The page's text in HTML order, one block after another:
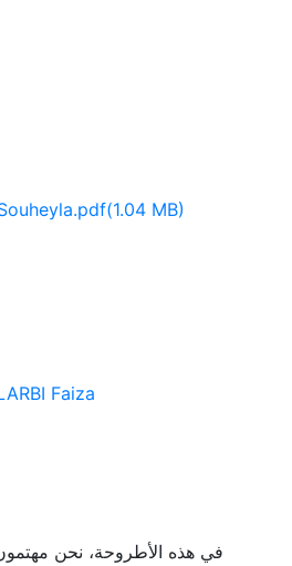
(1.04 MB)
Faiza
في هذه الأطروحة، نحن